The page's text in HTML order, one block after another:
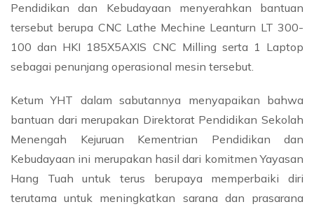
Pendidikan dan Kebudayaan menyerahkan bantuan
tersebut berupa CNC Lathe Mechine Leanturn LT 300-
100 dan HKI 185X5AXIS CNC Milling serta 1 Laptop
sebagai penunjang operasional mesin tersebut.
Ketum YHT dalam sabutannya menyapaikan bahwa
bantuan dari merupakan Direktorat Pendidikan Sekolah
Menengah Kejuruan Kementrian Pendidikan dan
Kebudayaan ini merupakan hasil dari komitmen Yayasan
Hang Tuah untuk terus berupaya memperbaiki diri
terutama untuk meningkatkan sarana dan prasarana